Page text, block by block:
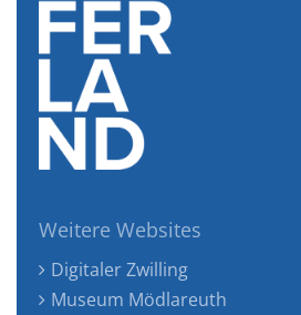
Weitere Websites
Digitaler Zwilling
Museum Mödlareuth